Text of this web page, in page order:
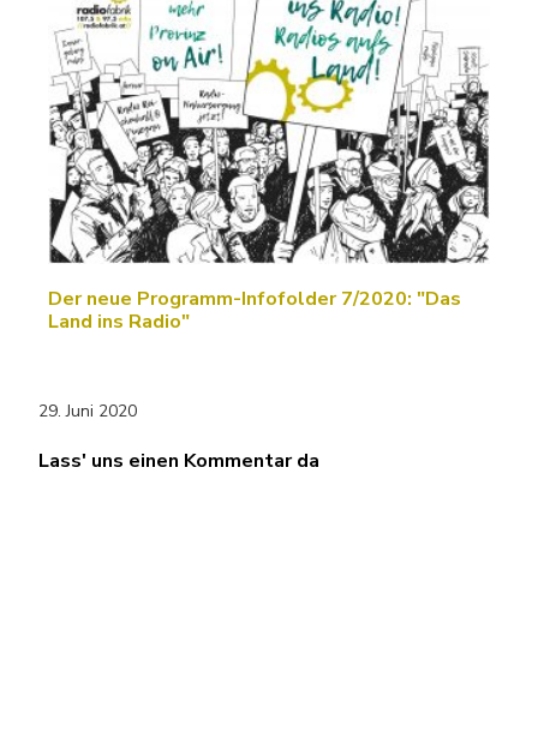
Der neue Programm-Infofolder 7/2020: "Das
Land ins Radio"
29. Juni 2020
Lass' uns einen Kommentar da